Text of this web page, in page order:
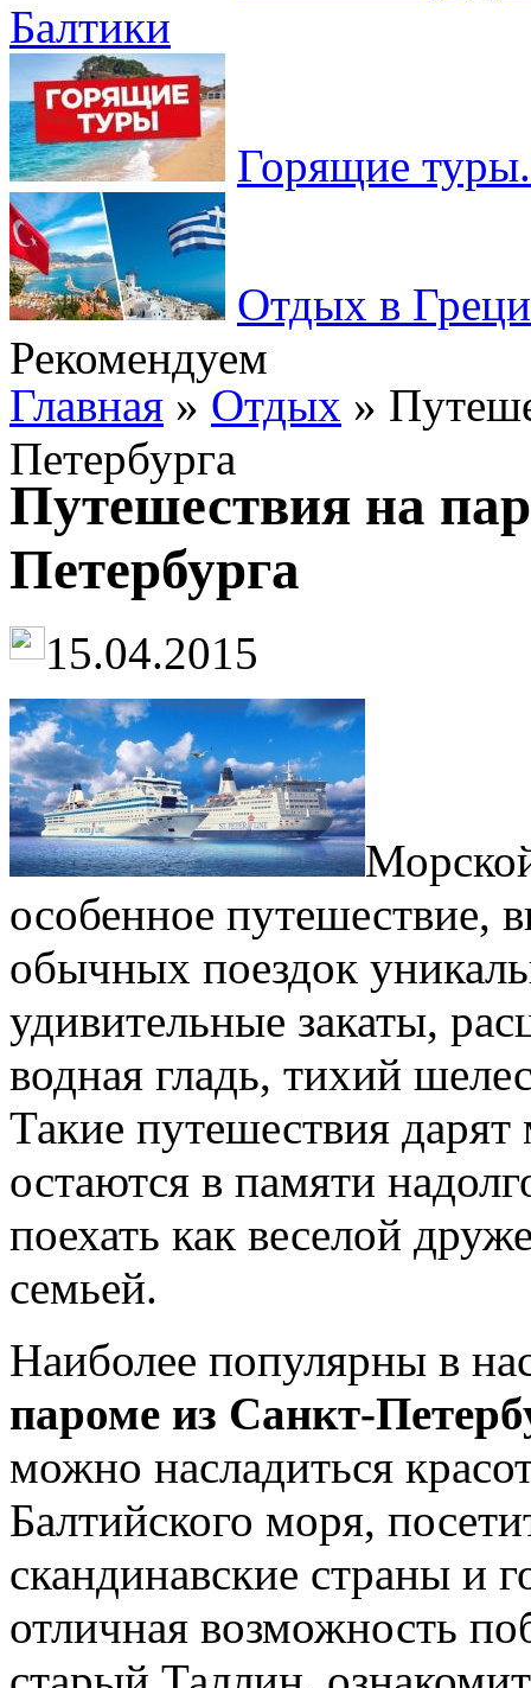
Балтики
Горящие
Отдых в
Рекомендуем
Главная » Отдых »
Петербурга
Путешествия на
Петербурга
15.04.2015
особенное путешествие,
обычных поездок
удивительные закаты,
водная гладь, тихий
Такие путешествия
остаются в памяти
поехать как веселой
семьей.
Наиболее популярны в
пароме из Санкт-
можно насладиться
Балтийского моря,
скандинавские страны и
отличная возможность